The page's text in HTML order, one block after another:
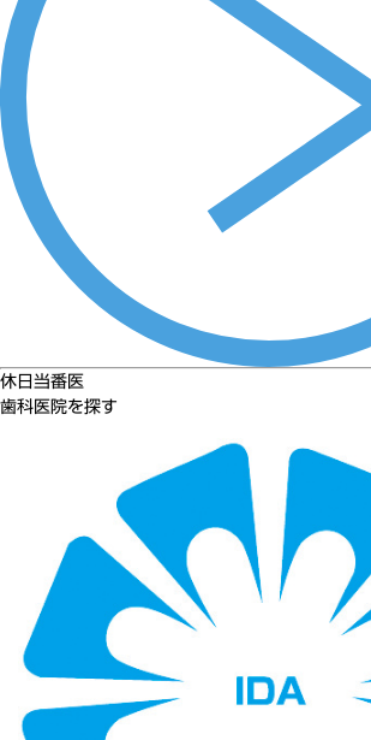
休日当番医
歯科医院を探す